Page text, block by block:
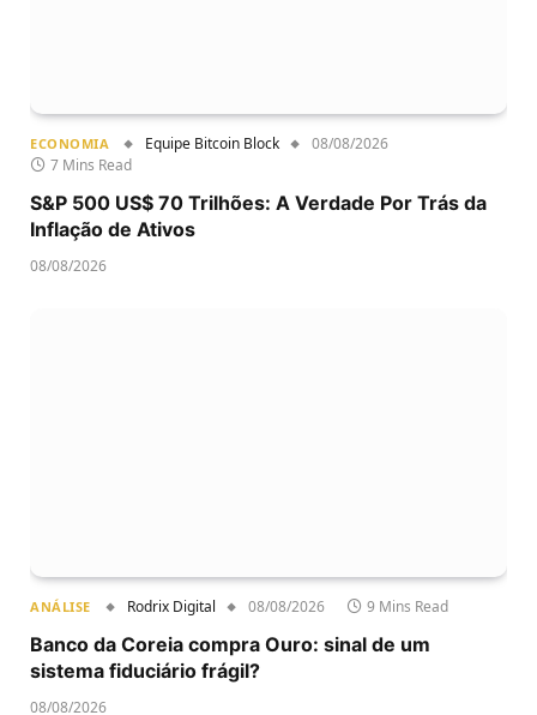
ECONOMIA Equipe Bitcoin Block
08/08/2026
7 Mins Read
S&P 500 US$ 70 Trilhões: A Verdade Por Trás da
Inflação de Ativos
08/08/2026
ANÁLISE Rodrix Digital 08/08/2026 9 Mins Read
Banco da Coreia compra Ouro: sinal de um
sistema fiduciário frágil?
08/08/2026